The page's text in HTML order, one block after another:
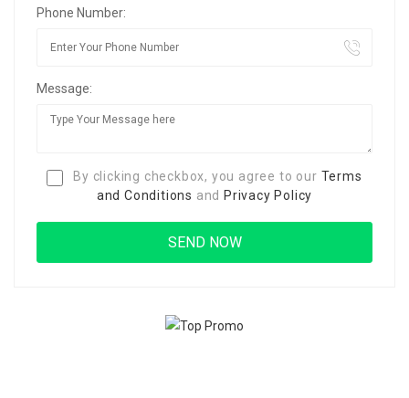
Phone Number:
Message:
By clicking checkbox, you agree to our Terms
and Conditions and Privacy Policy